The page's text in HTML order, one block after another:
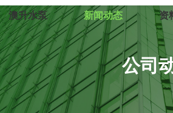
澳升水泵 新闻动态 资
公司